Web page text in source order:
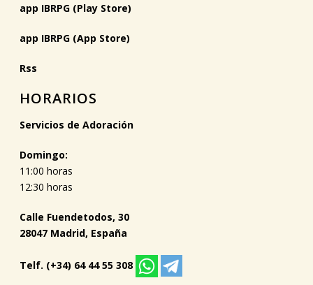
app IBRPG (Play Store)
app IBRPG (App Store)
Rss
HORARIOS
Servicios de Adoración
Domingo:
11:00 horas
12:30 horas
Calle Fuendetodos, 30
28047 Madrid, España
Telf. (+34) 64 44 55 308